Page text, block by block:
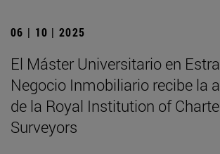
06 | 10 | 2025
El Máster Universitario en
Negocio Inmobiliario recibe la
de la Royal Institution of
Surveyors